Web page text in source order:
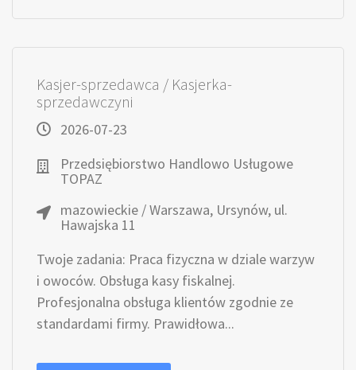
Kasjer-sprzedawca / Kasjerka-
sprzedawczyni
2026-07-23
Przedsiębiorstwo Handlowo Usługowe
TOPAZ
mazowieckie / Warszawa, Ursynów, ul.
Hawajska 11
Twoje zadania: Praca fizyczna w dziale warzyw
i owoców. Obsługa kasy fiskalnej.
Profesjonalna obsługa klientów zgodnie ze
standardami firmy. Prawidłowa...